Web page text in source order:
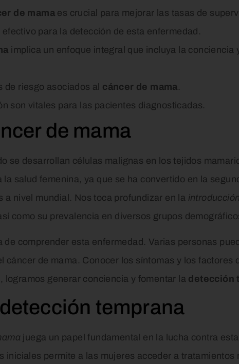
de mama es crucial para mejorar las tasas de
para la detección de esta enfermedad.
implica un enfoque integral que incluya la conciencia
de riesgo asociados al cáncer de mama.
son vitales para las pacientes diagnosticadas.
de mama
se desarrollan células malignas en los tejidos
salud femenina, ya que se ha convertido en la
nivel mundial. Nos toca profundizar en la
como su prevalencia en diversos grupos
comprender esta enfermedad. Varias personas
cáncer de mama. Conocer los síntomas y los factores
logramos generar conciencia y fomentar la detección
temprana
juega un papel fundamental en la lucha contra
iniciales permite a las mujeres acceder a tratamientos